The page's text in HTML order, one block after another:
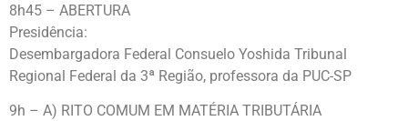
8h45 – ABERTURA
Presidência:
Desembargadora Federal Consuelo Yoshida Tribunal
Regional Federal da 3ª Região, professora da PUC-SP
9h – A) RITO COMUM EM MATÉRIA TRIBUTÁRIA